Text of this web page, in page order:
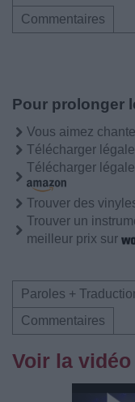
Commentaires
Pour prolonger
Vous aimez
Télécharger
Télécharger
Trouver des
Trouver un
meilleur prix sur
Paroles +
Commentaires
Voir la vidéo